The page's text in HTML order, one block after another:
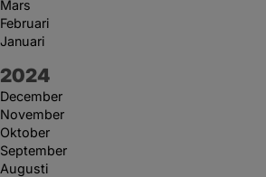
Mars
Februari
Januari
År:
2024
December
November
Oktober
September
Augusti